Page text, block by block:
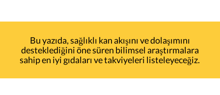
Bu yazıda, sağlıklı kan akışını ve dolaşımını
desteklediğini öne süren bilimsel araştırmalara
sahip en iyi gıdaları ve takviyeleri listeleyeceğiz.